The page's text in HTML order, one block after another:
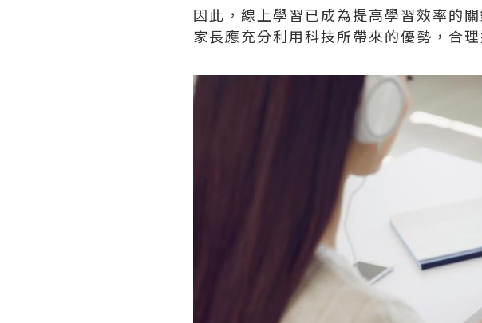
因此，線上學習已成為提高學習效率的
家長應充分利用科技所帶來的優勢，合